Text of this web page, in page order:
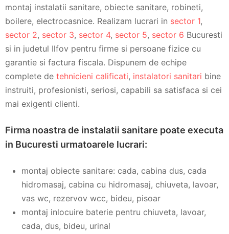
montaj instalatii sanitare, obiecte sanitare, robineti,
boilere, electrocasnice. Realizam lucrari in sector 1,
sector 2, sector 3, sector 4, sector 5, sector 6 Bucuresti
si in judetul Ilfov pentru firme si persoane fizice cu
garantie si factura fiscala. Dispunem de echipe
complete de tehnicieni calificati, instalatori sanitari bine
instruiti, profesionisti, seriosi, capabili sa satisfaca si cei
mai exigenti clienti.
Firma noastra de instalatii sanitare poate executa
in Bucuresti urmatoarele lucrari:
montaj obiecte sanitare: cada, cabina dus, cada
hidromasaj, cabina cu hidromasaj, chiuveta, lavoar,
vas wc, rezervov wcc, bideu, pisoar
montaj inlocuire baterie pentru chiuveta, lavoar,
cada, dus, bideu, urinal